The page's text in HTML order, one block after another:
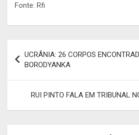
Fonte: Rfi
Navegação
de
artigos
UCRÂNIA: 26 CORPOS
BORODYANKA
RUI PINTO FALA EM TRIBUNAL